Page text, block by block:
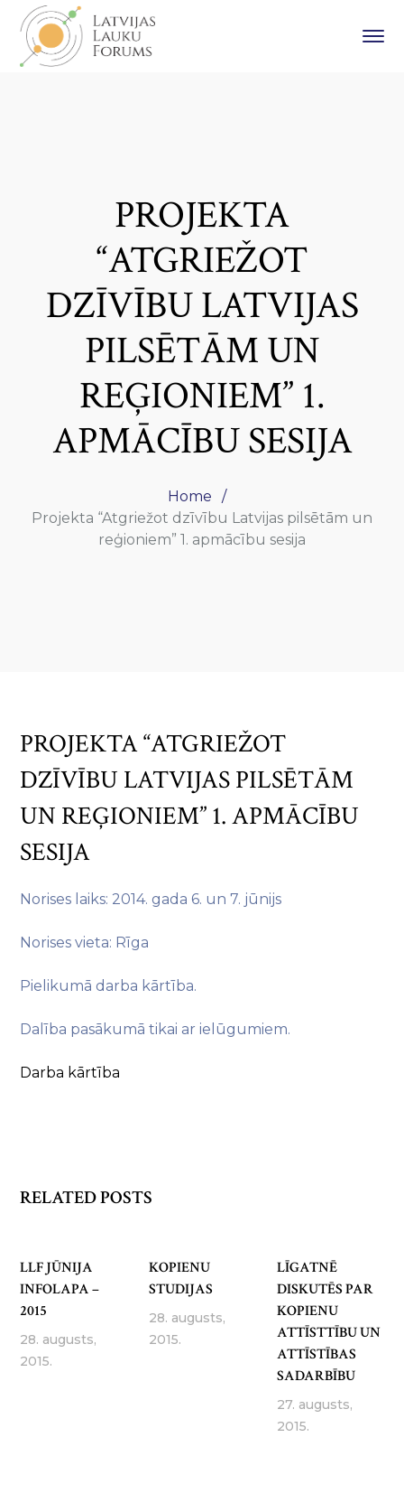
PROJEKTA
“ATGRIEŽOT
DZĪVĪBU LATVIJAS
PILSĒTĀM UN
REĢIONIEM” 1.
APMĀCĪBU SESIJA
Home
Projekta “Atgriežot dzīvību Latvijas pilsētām un
reģioniem” 1. apmācību sesija
PROJEKTA “ATGRIEŽOT
DZĪVĪBU LATVIJAS PILSĒTĀM
UN REĢIONIEM” 1. APMĀCĪBU
SESIJA
Norises laiks: 2014. gada 6. un 7. jūnijs
Norises vieta: Rīga
Pielikumā darba kārtība.
Dalība pasākumā tikai ar ielūgumiem.
Darba kārtība
RELATED POSTS
LLF JŪNIJA
INFOLAPA –
2015
28. augusts,
2015.
KOPIENU
STUDIJAS
28. augusts,
2015.
LĪGATNĒ
DISKUTĒS PAR
KOPIENU
ATTĪSTTĪBU UN
ATTĪSTĪBAS
SADARBĪBU
27. augusts,
2015.